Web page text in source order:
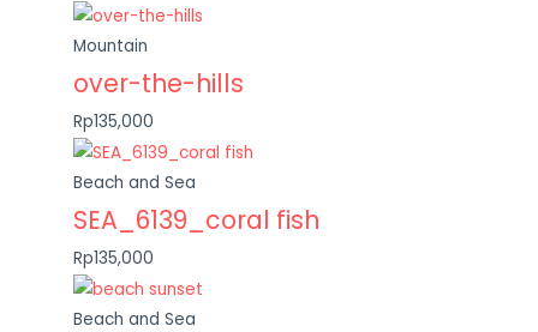
Mountain
over-the-hills
Rp135,000
Beach and Sea
SEA_6139_coral fish
Rp135,000
Beach and Sea